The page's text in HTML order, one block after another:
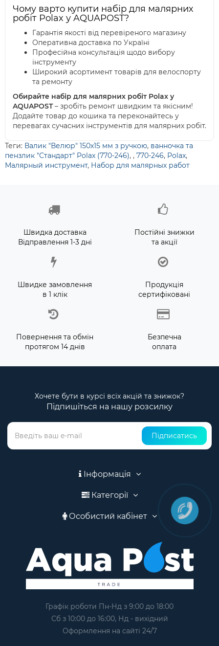
Чому варто купити набір для малярних
робіт Polax у AQUAPOST?
Гарантія якості від перевіреного магазину
Оперативна доставка по Україні
Професійна консультація щодо вибору
інструменту
Широкий асортимент товарів для велоспорту
та ремонту
Обирайте набір для малярних робіт Polax у
AQUAPOST– зробіть ремонт швидким та якісним!
Додайте товар до кошика та переконайтесь у
перевагах сучасних інструментів для малярних робіт.
Теги: Валик "Велюр" 150х15 мм з ручкою, ванночка та
пензлик "Стандарт" Polax (770-246), , 770-246, Polax,
Малярный инструмент, Набор для малярных работ
Швидка доставка
Відправлення 1-3 дні
Постійні знижки
та акції
Швидке замовлення
в 1 клік
Продукція
сертифіковані
Повернення та обмін
протягом 14 днів
Безпечна
оплата
Хочете бути в курсі всіх акцій та знижок?
Підпишіться на нашу розсилку
Підписатись
Інформація
Категорії
Особистий кабінет
Графік роботи Пн-Нд з 9:00 до 18:00
Сб з 10:00 до 16:00, Нд - вихідний
Оформлення на сайтi 24/7